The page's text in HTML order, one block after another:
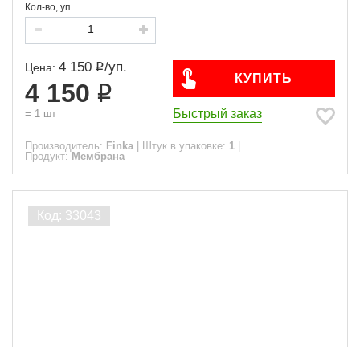
Кол-во, уп.
Цена: 4 150 /уп.
4 150
= 1 шт
КУПИТЬ
Быстрый заказ
Производитель: Finka Штук в упаковке: 1
Продукт: Мембрана